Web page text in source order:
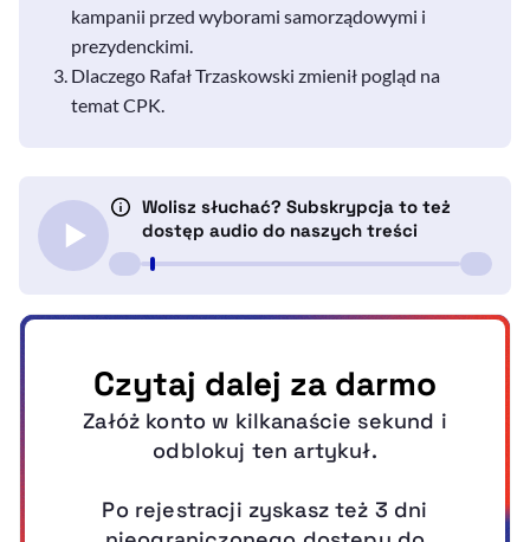
kampanii przed wyborami samorządowymi i
prezydenckimi.
Dlaczego Rafał Trzaskowski zmienił pogląd na
temat CPK.